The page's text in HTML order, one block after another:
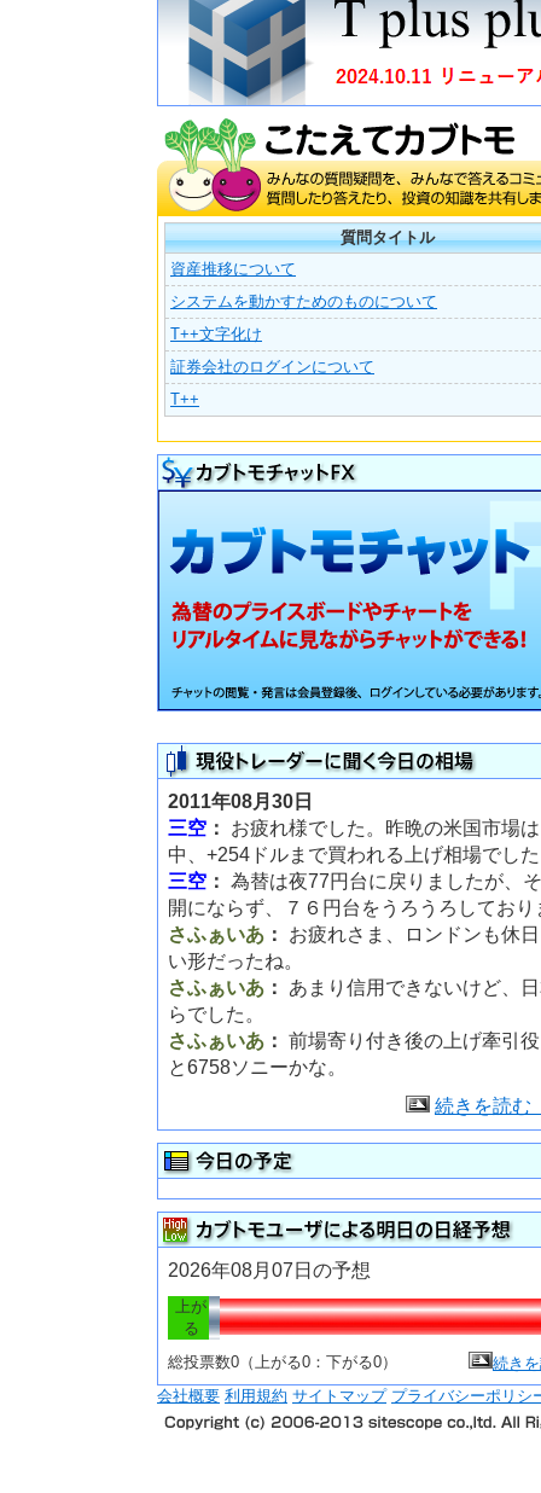
質問タイトル
資産推移について
システムを動かすためのものについて
T++文字化け
証券会社のログインについて
T++
2011年08月30日
三空 ：
お疲れ様でした。昨晩の米国市場
中、+254ドルまで買われる上げ相場でし
三空 ： 為替は夜77円台に戻りましたが、
開にならず、７６円台をうろうろしており
さふぁいあ ：
お疲れさま、ロンドンも休
い形だったね。
さふぁいあ ：
あまり信用できないけど、
らでした。
さふぁいあ ： 前場寄り付き後の上げ牽引
と6758ソニーかな。
続きを読む
2026年08月07日の予想
上が
る
総投票数0（上がる0：下がる0）
続き
会社概要 利用規約 サイトマップ プライバシーポリシ